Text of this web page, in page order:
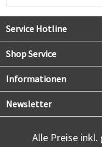
Service Hotline
Shop Service
Informationen
Newsletter
Alle Preise